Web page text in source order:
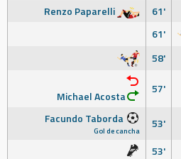
Renzo Paparelli
61'
61'
58'
Michael Acosta
57'
Facundo Taborda
Gol de cancha
53'
53'